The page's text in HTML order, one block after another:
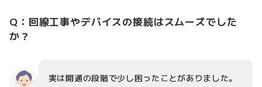
Q：回線工事やデバイスの接続はスムーズでした
か？
実は開通の段階で少し困ったことがありました。